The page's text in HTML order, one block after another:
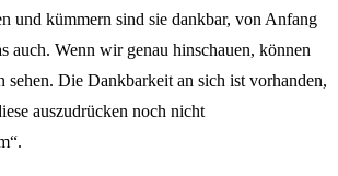
und kümmern sind sie dankbar, von Anfang
auch. Wenn wir genau hinschauen, können
sehen. Die Dankbarkeit an sich ist vorhanden,
auszudrücken noch nicht